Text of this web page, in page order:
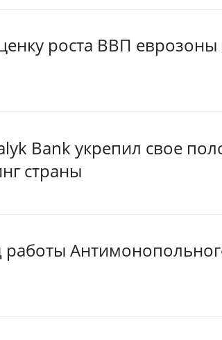
роста ВВП
Bank укрепил свое
страны